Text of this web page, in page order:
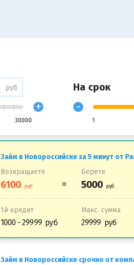
руб
30000
+
На срок
-
1
Займ в Новороссийске за 5 минут от
Возвращаете
Берете
1й кредит
1000 - 29999
Макс. сумма
29999
Займ в Новороссийске срочно от